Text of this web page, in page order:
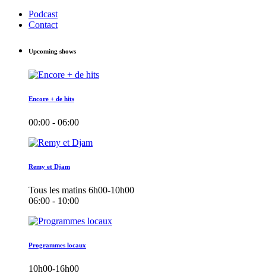
Podcast
Contact
Upcoming shows
Encore + de hits
00:00 - 06:00
Remy et Djam
Tous les matins 6h00-10h00
06:00 - 10:00
Programmes locaux
10h00-16h00